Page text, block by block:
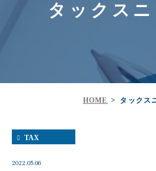
タックス
HOME タックス
TAX
2022.05.06